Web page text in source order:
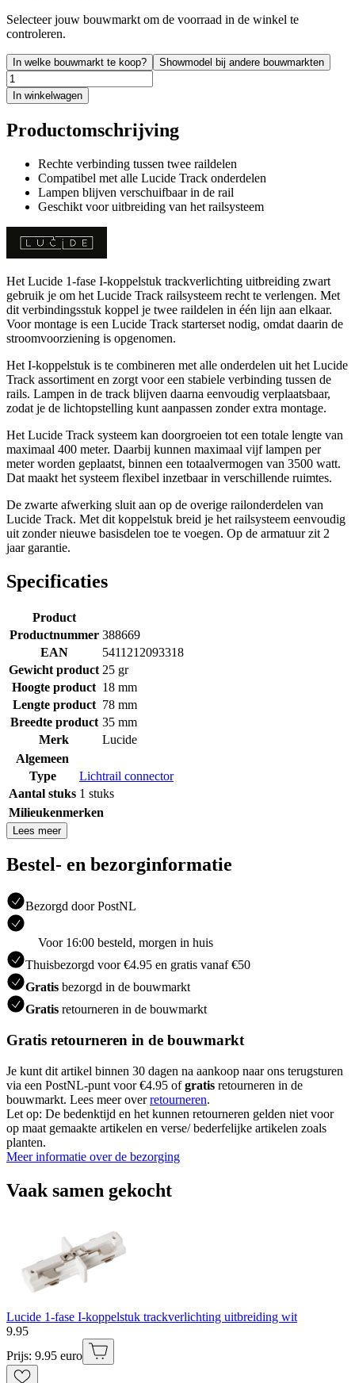
Selecteer jouw bouwmarkt om de voorraad in de winkel te
controleren.
In welke bouwmarkt te koop? Showmodel bij andere bouwmarkten
In winkelwagen
Productomschrijving
Rechte verbinding tussen twee raildelen
Compatibel met alle Lucide Track onderdelen
Lampen blijven verschuifbaar in de rail
Geschikt voor uitbreiding van het railsysteem
Het Lucide 1-fase I-koppelstuk trackverlichting uitbreiding zwart
gebruik je om het Lucide Track railsysteem recht te verlengen. Met
dit verbindingsstuk koppel je twee raildelen in één lijn aan elkaar.
Voor montage is een Lucide Track starterset nodig, omdat daarin de
stroomvoorziening is opgenomen.
Het I-koppelstuk is te combineren met alle onderdelen uit het Lucide
Track assortiment en zorgt voor een stabiele verbinding tussen de
rails. Lampen in de track blijven daarna eenvoudig verplaatsbaar,
zodat je de lichtopstelling kunt aanpassen zonder extra montage.
Het Lucide Track systeem kan doorgroeien tot een totale lengte van
maximaal 400 meter. Daarbij kunnen maximaal vijf lampen per
meter worden geplaatst, binnen een totaalvermogen van 3500 watt.
Dat maakt het systeem flexibel inzetbaar in verschillende ruimtes.
De zwarte afwerking sluit aan op de overige railonderdelen van
Lucide Track. Met dit koppelstuk breid je het railsysteem eenvoudig
uit zonder nieuwe basisdelen toe te voegen. Op de armatuur zit 2
jaar garantie.
Specificaties
Product
Productnummer 388669
EAN
5411212093318
Gewicht product 25 gr
Hoogte product 18 mm
Lengte product 78 mm
Breedte product 35 mm
Merk
Lucide
Algemeen
Type
Lichtrail connector
Aantal stuks 1 stuks
Milieukenmerken
Lees meer
Bestel- en bezorginformatie
Bezorgd door PostNL
Voor 16:00 besteld, morgen in huis
Thuisbezorgd voor €4.95 en gratis vanaf €50
Gratis bezorgd in de bouwmarkt
Gratis retourneren in de bouwmarkt
Gratis retourneren in de bouwmarkt
Je kunt dit artikel binnen 30 dagen na aankoop naar ons terugsturen
via een PostNL-punt voor €4.95 ofgratis retourneren in de
bouwmarkt. Lees meer overretourneren.
Let op: De bedenktijd en het kunnen retourneren gelden niet voor
op maat gemaakte artikelen en verse/ bederfelijke artikelen zoals
planten.
Meer informatie over de bezorging
Vaak samen gekocht
Lucide 1-fase I-koppelstuk trackverlichting uitbreiding wit
9.95
Prijs: 9.95 euro